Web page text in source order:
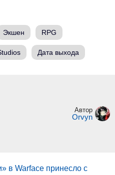
Экшен RPG
Дата выхода
Автор
Orvyn
в Warface принесло с